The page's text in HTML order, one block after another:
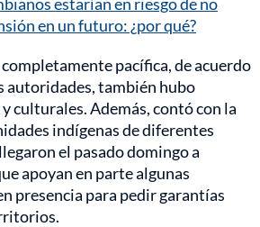
en un futuro: ¿por qué?
pacífica, de acuerdo
autoridades, también hubo
culturales. Además, contó con la
indígenas de diferentes
el pasado domingo a
apoyan en parte algunas
presencia para pedir garantías